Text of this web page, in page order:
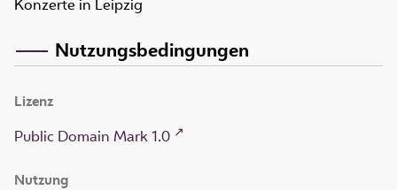
Konzerte in Leipzig
Nutzungsbedingungen
Lizenz
Public Domain Mark 1.0
Nutzung